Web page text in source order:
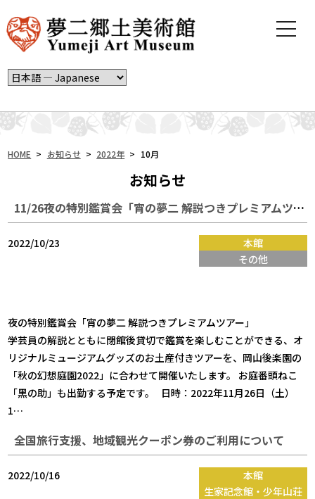
t
n
i
o
n
HOME > お知らせ > 2022年 > 10月
お知らせ
11/26夜の特別鑑賞会「宵の夢二 解説つきプレミアムツアー」
2022/10/23
本館
その他
夜の特別鑑賞会「宵の夢二 解説つきプレミアムツアー」
学芸員の解説とともに閉館後貸切で鑑賞を楽しむことができる、オ
リジナルミュージアムグッズのお土産付きツアーを、岡山後楽園の
「秋の幻想庭園2022」に合わせて開催いたします。 お庭番頭ねこ
「黑の助」も出勤する予定です。 日時：2022年11月26日（土）
1…
全国旅行支援、地域観光クーポン券のご利用について
2022/10/16
本館
生家記念館・少年山荘